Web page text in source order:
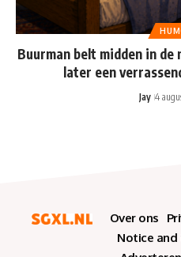
Buurman belt midden in
later een
Jay 4
Over ons
Notice